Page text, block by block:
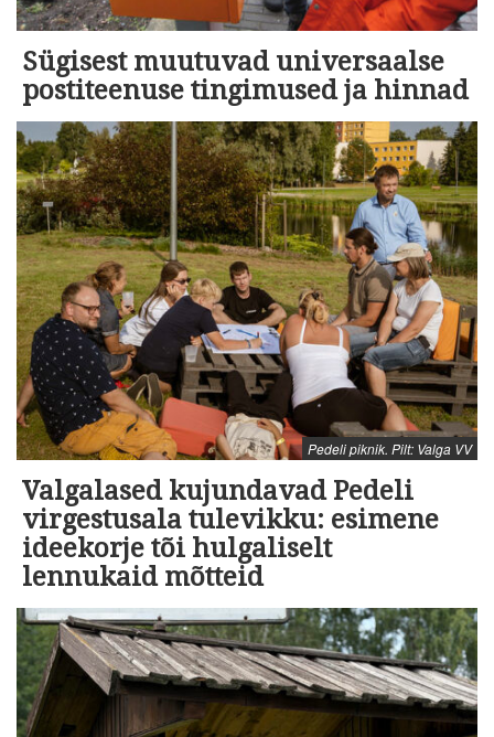
Sügisest muutuvad universaalse
postiteenuse tingimused ja hinnad
Pedeli piknik. Pilt: Valga VV
Valgalased kujundavad Pedeli
virgestusala tulevikku: esimene
ideekorje tõi hulgaliselt
lennukaid mõtteid